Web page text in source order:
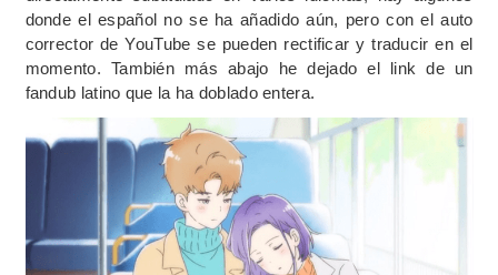
donde el español no se ha añadido aún, pero con el auto
corrector de YouTube se pueden rectificar y traducir en el
momento. También más abajo he dejado el link de un
fandub latino que la ha doblado entera.